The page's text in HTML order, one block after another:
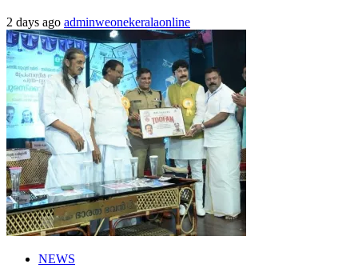
2 days ago adminweonekeralaonline
NEWS